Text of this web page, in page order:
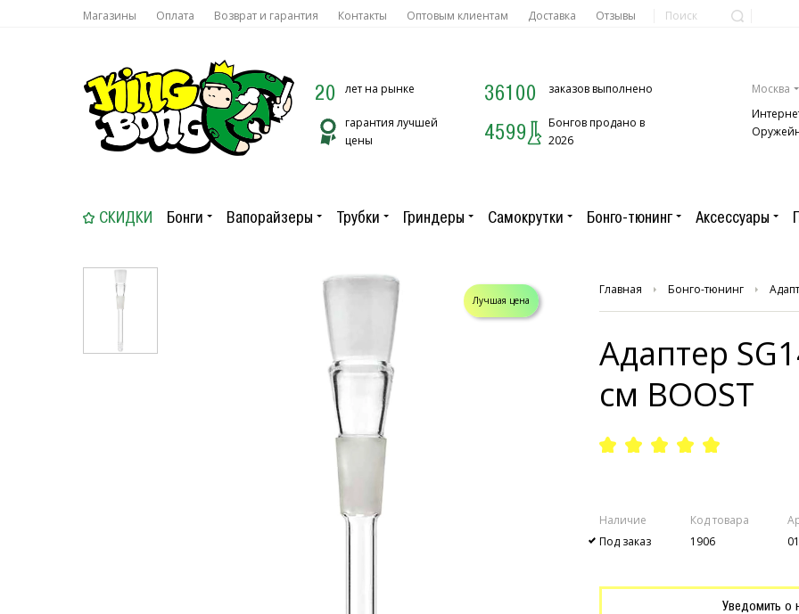
Магазины Оплата Возврат и гарантия Контакты Оптовым клиентам Доставка Отзывы
20 лет на рынке
гарантия лучшей
цены
36100 заказов выполнено
4599
Бонгов продано в
2026
Москва
СКИДКИ Бонги Вапорайзеры Трубки Гриндеры Самокрутки Бонго-тюнинг Аксессуары
Главная Бонго-тюнинг
Адаптер
см BOOST
Лучшая цена
Наличие
Под заказ
Код товара
1906
Уведомить о